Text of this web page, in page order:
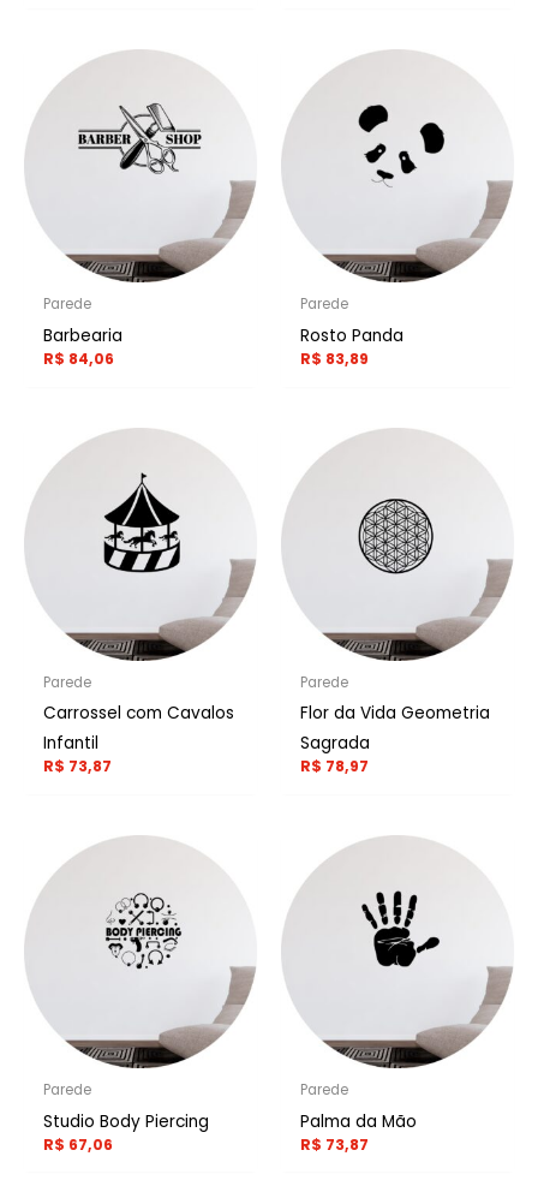
Parede
Barbearia
R$ 84,06
Parede
Rosto Panda
R$ 83,89
Parede
Carrossel com Cavalos
Infantil
R$ 73,87
Parede
Flor da Vida Geometria
Sagrada
R$ 78,97
Parede
Studio Body Piercing
R$ 67,06
Parede
Palma da Mão
R$ 73,87